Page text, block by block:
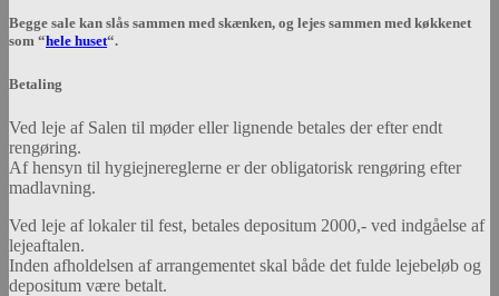
Begge sale kan slås sammen med skænken, og lejes sammen med køkkenet
som “hele huset“.
Betaling
Ved leje af Salen til møder eller lignende betales der efter endt
rengøring.
Af hensyn til hygiejnereglerne er der obligatorisk rengøring efter
madlavning.
Ved leje af lokaler til fest, betales depositum 2000,- ved indgåelse af
lejeaftalen.
Inden afholdelsen af arrangementet skal både det fulde lejebeløb og
depositum være betalt.